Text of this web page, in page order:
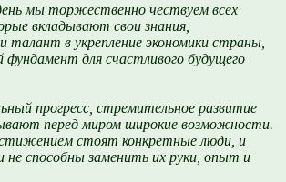
мы торжественно чествуем всех
вкладывают свои знания,
талант в укрепление экономики страны,
для счастливого будущего
прогресс, стремительное развитие
перед миром широкие возможности.
стоят конкретные люди, и
не способны заменить их руки, опыт и